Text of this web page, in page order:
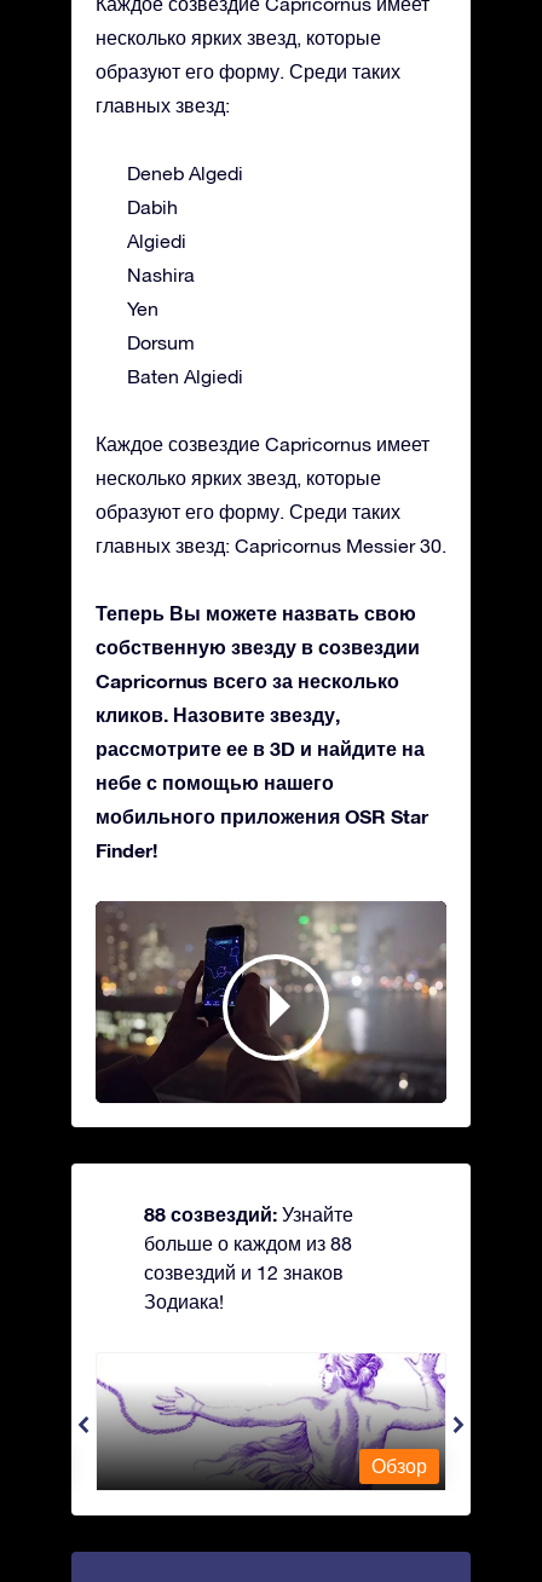
несколько ярких звезд, которые
образуют его форму. Среди таких
главных звезд:
Deneb Algedi
Dabih
Algiedi
Nashira
Yen
Dorsum
Baten Algiedi
Каждое созвездие Capricornus имеет
несколько ярких звезд, которые
образуют его форму. Среди таких
главных звезд: Capricornus Messier 30.
Теперь Вы можете назвать свою
собственную звезду в созвездии
Capricornus всего за несколько
кликов. Назовите звезду,
рассмотрите ее в 3D и найдите на
небе с помощью нашего
мобильного приложения OSR Star
Finder!
88 созвездий: Узнайте
больше о каждом из 88
созвездий и 12 знаков
Зодиака!
Andromeda - Андромеда
Обзор